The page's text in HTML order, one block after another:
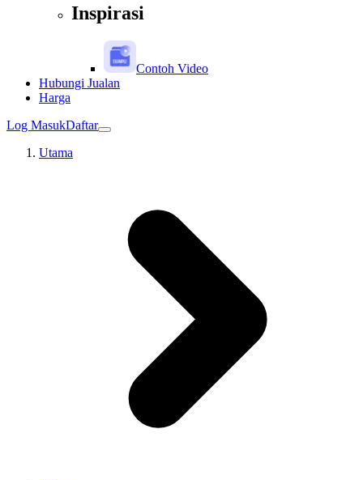
Inspirasi
Contoh Video
Hubungi Jualan
Harga
Log MasukDaftar
Utama